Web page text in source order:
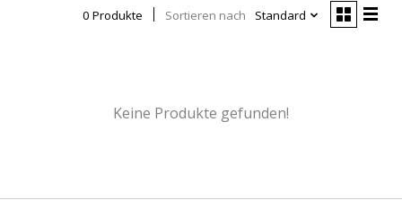
0 Produkte Sortieren nach Standard
Keine Produkte gefunden!